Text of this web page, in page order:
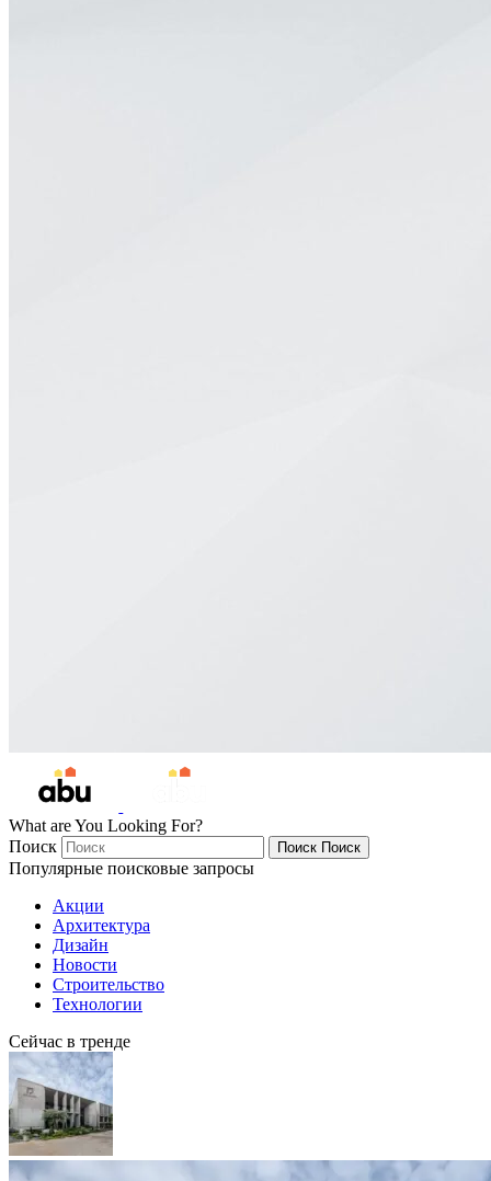
What are You Looking For?
Поиск
Поиск Поиск
Популярные поисковые запросы
Акции
Архитектура
Дизайн
Новости
Строительство
Технологии
Сейчас в тренде